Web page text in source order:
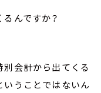
んですか？
会計から出てくる
いうことではないん